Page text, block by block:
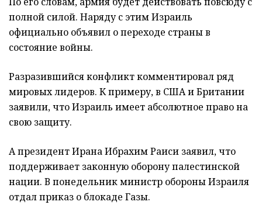
полной силой. Наряду с этим Израиль
официально объявил о переходе страны в
состояние войны.
Разразившийся конфликт комментировал ряд
мировых лидеров. К примеру, в США и Британии
заявили, что Израиль имеет абсолютное право на
свою защиту.
А президент Ирана Ибрахим Раиси заявил, что
поддерживает законную оборону палестинской
нации. В понедельник министр обороны Израиля
отдал приказ о блокаде Газы.